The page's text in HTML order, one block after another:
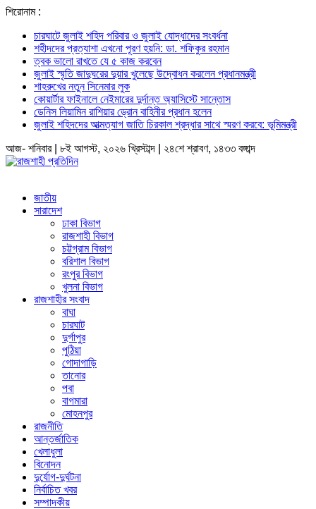
শিরোনাম :
চারঘাটে জুলাই শহিদ পরিবার ও জুলাই যোদ্ধাদের সংবর্ধনা
শহীদদের প্রত্যাশা এখনো পূরণ হয়নি: ডা. শফিকুর রহমান
ত্বক ভালো রাখতে যে ৫ কাজ করবেন
জুলাই স্মৃতি জাদুঘরের দুয়ার খুলেছে উদ্বোধন করলেন প্রধানমন্ত্রী
শাহরুখের নতুন সিনেমার লুক
কোয়ার্টার ফাইনালে নেইমারের দুর্দান্ত অ্যাসিস্টে সান্তোস
ডেনিস লিয়ামিন রাশিয়ার ড্রোন বাহিনীর প্রধান হলেন
জুলাই শহিদদের আত্মত্যাগ জাতি চিরকাল শ্রদ্ধার সাথে স্মরণ করবে: ভূমিমন্ত্রী
আজ- শনিবার | ৮ই আগস্ট, ২০২৬ খ্রিস্টাব্দ | ২৪শে শ্রাবণ, ১৪৩৩ বঙ্গাব্দ
জাতীয়
সারাদেশ
ঢাকা বিভাগ
রাজশাহী বিভাগ
চট্টগ্রাম বিভাগ
বরিশাল বিভাগ
রংপুর বিভাগ
খুলনা বিভাগ
রাজশাহীর সংবাদ
বাঘা
চারঘাট
দুর্গাপুর
পুঠিয়া
গোদাগাড়ি
তানোর
পবা
বাগমারা
মোহনপুর
রাজনীতি
আন্তর্জাতিক
খেলাধুলা
বিনোদন
দুর্যোগ-দুর্ঘটনা
নির্বাচিত খবর
সম্পাদকীয়